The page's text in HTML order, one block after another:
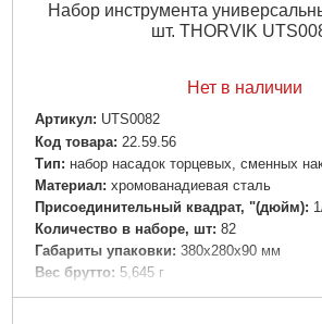
Набор инструмента
шт. THORVIK
Нет в наличии
Артикул: UTS0082
Код товара: 22.59.56
Тип: набор насадок торцевых, сменных
Материал: хромованадиевая сталь
Присоединительный квадрат, "(дюйм):
Количество в наборе, шт: 82
Габариты упаковки: 380x280x90 мм
Вес брутто: 5,645 г